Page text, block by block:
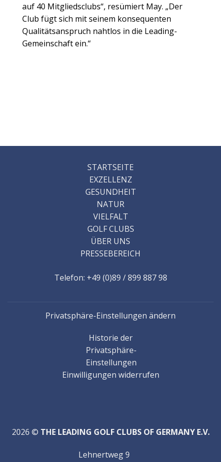
auf 40 Mitgliedsclubs“, resümiert May. „Der
Club fügt sich mit seinem konsequenten
Qualitätsanspruch nahtlos in die Leading-
Gemeinschaft ein.“
STARTSEITE
EXZELLENZ
GESUNDHEIT
NATUR
VIELFALT
GOLF CLUBS
ÜBER UNS
PRESSEBEREICH
Telefon: +49 (0)89 / 899 887 98
Privatsphäre-Einstellungen ändern
Historie der
Privatsphäre-
Einstellungen
Einwilligungen widerrufen
2026 © THE LEADING GOLF CLUBS OF GERMANY E.V.
Lehnertweg 9